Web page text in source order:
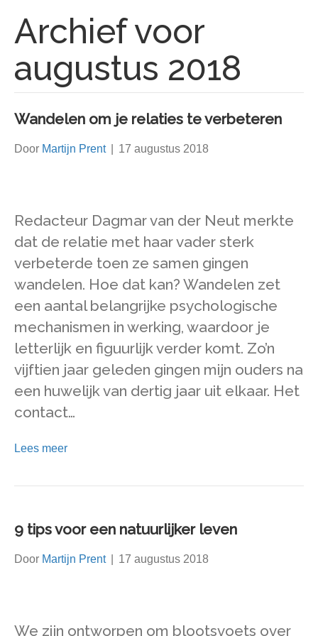
Archief voor
augustus 2018
Wandelen om je relaties te verbeteren
Door Martijn Prent 17 augustus 2018
Redacteur Dagmar van der Neut merkte
dat de relatie met haar vader sterk
verbeterde toen ze samen gingen
wandelen. Hoe dat kan? Wandelen zet
een aantal belangrijke psychologische
mechanismen in werking, waardoor je
letterlijk en figuurlijk verder komt. Zo’n
vijftien jaar geleden gingen mijn ouders na
een huwelijk van dertig jaar uit elkaar. Het
contact…
Lees meer
9 tips voor een natuurlijker leven
Door Martijn Prent 17 augustus 2018
We zijn ontworpen om blootsvoets over